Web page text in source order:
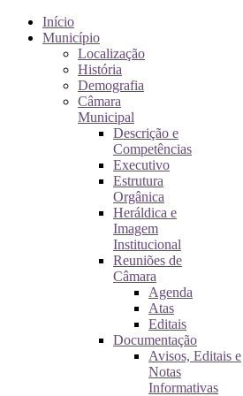
Início
Município
Localização
História
Demografia
Câmara
Municipal
Descrição e
Competências
Executivo
Estrutura
Orgânica
Heráldica e
Imagem
Institucional
Reuniões de
Câmara
Agenda
Atas
Editais
Documentação
Avisos, Editais e
Notas
Informativas